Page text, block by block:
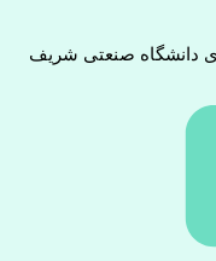
دانشگاه صنعتی شریف